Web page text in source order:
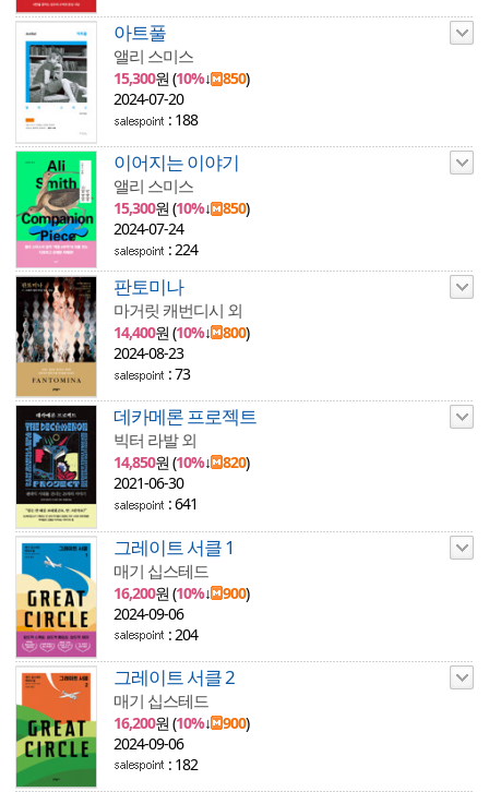
아트풀
앨리 스미스
15,300원 (10%↓ 850)
2024-07-20
: 188
이어지는 이야기
앨리 스미스
15,300원 (10%↓ 850)
2024-07-24
: 224
판토미나
마거릿 캐번디시 외
14,400원 (10%↓ 800)
2024-08-23
: 73
데카메론 프로젝트
빅터 라발 외
14,850원 (10%↓ 820)
2021-06-30
: 641
그레이트 서클 1
매기 십스테드
16,200원 (10%↓ 900)
2024-09-06
: 204
그레이트 서클 2
매기 십스테드
16,200원 (10%↓ 900)
2024-09-06
: 182